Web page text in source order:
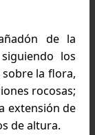
“Un
formada
Pablo De
Erroz